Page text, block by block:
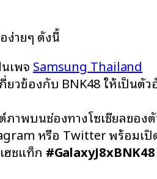
ง่ายๆ ดังนี้
เพจ Samsung Thailand
ยวข้องกับ BNK48 ให้เป็นตั
าพบนช่องทางโซเชียลของตั
หรือ Twitter พร้อมเปิ
ฮชแท็ก #GalaxyJ8xBNK48